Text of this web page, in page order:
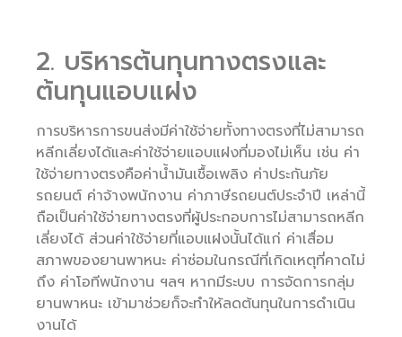
2. บริหารต้นทุนทางตรงและ
ต้นทุนแอบแฝง
การบริหารการขนส่งมีค่าใช้จ่ายทั้งทางตรงที่ไม่สามารถ
หลีกเลี่ยงได้และค่าใช้จ่ายแอบแฝงที่มองไม่เห็น เช่น ค่า
ใช้จ่ายทางตรงคือค่าน้ำมันเชื้อเพลิง ค่าประกันภัย
รถยนต์ ค่าจ้างพนักงาน ค่าภาษีรถยนต์ประจำปี เหล่านี้
ถือเป็นค่าใช้จ่ายทางตรงที่ผู้ประกอบการไม่สามารถหลีก
เลี่ยงได้ ส่วนค่าใช้จ่ายที่แอบแฝงนั้นได้แก่ ค่าเสื่อม
สภาพของยานพาหนะ ค่าซ่อมในกรณีที่เกิดเหตุที่คาดไม่
ถึง ค่าโอทีพนักงาน ฯลฯ หากมีระบบ การจัดการกลุ่ม
ยานพาหนะ เข้ามาช่วยก็จะทำให้ลดต้นทุนในการดำเนิน
งานได้